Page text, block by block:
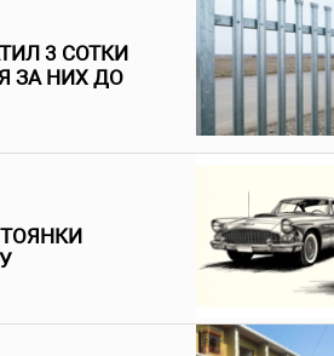
3 СОТКИ
ЗА НИХ ДО